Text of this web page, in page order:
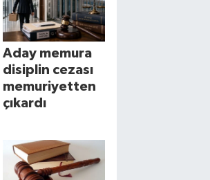
Aday memura
disiplin cezası
memuriyetten
çıkardı